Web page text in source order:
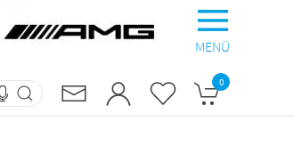
MENÜ
0